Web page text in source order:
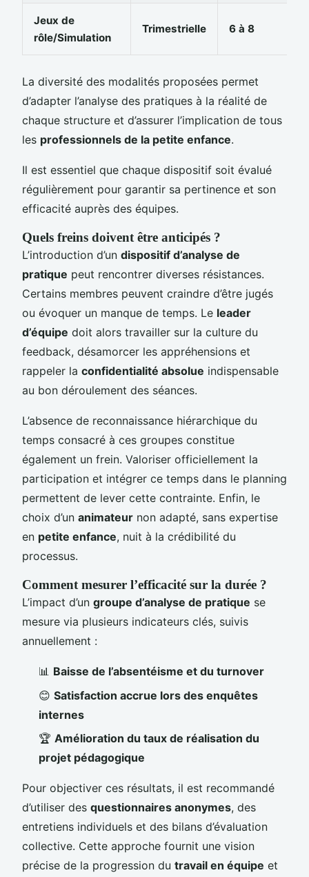
Jeux de
rôle/Simulation
Trimestrielle 6 à 8
La diversité des modalités proposées permet
d’adapter l’analyse des pratiques à la réalité de
chaque structure et d’assurer l’implication de tous
les professionnels de la petite enfance.
Il est essentiel que chaque dispositif soit évalué
régulièrement pour garantir sa pertinence et son
efficacité auprès des équipes.
Quels freins doivent être anticipés ?
L’introduction d’un dispositif d’analyse de
pratique peut rencontrer diverses résistances.
Certains membres peuvent craindre d’être jugés
ou évoquer un manque de temps. Le leader
d’équipe doit alors travailler sur la culture du
feedback, désamorcer les appréhensions et
rappeler la confidentialité absolue indispensable
au bon déroulement des séances.
L’absence de reconnaissance hiérarchique du
temps consacré à ces groupes constitue
également un frein. Valoriser officiellement la
participation et intégrer ce temps dans le planning
permettent de lever cette contrainte. Enfin, le
choix d’un animateur non adapté, sans expertise
en petite enfance, nuit à la crédibilité du
processus.
Comment mesurer l’efficacité sur la durée ?
L’impact d’un groupe d’analyse de pratique se
mesure via plusieurs indicateurs clés, suivis
annuellement :
📊 Baisse de l’absentéisme et du turnover
😊 Satisfaction accrue lors des enquêtes
internes
🏆 Amélioration du taux de réalisation du
projet pédagogique
Pour objectiver ces résultats, il est recommandé
d’utiliser des questionnaires anonymes, des
entretiens individuels et des bilans d’évaluation
collective. Cette approche fournit une vision
précise de la progression du travail en équipe et